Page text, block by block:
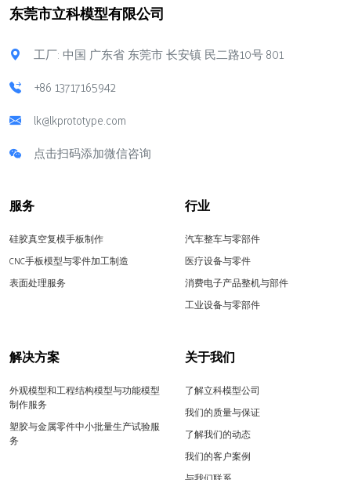
东莞市立科模型有限公司
工厂: 中国 广东省 东莞市 长安镇 民二路10号 801
+86 13717165942
lk@lkprototype.com
点击扫码添加微信咨询
服务
硅胶真空复模手板制作
CNC手板模型与零件加工制造
表面处理服务
行业
汽车整车与零部件
医疗设备与零件
消费电子产品整机与部件
工业设备与零部件
解决方案
外观模型和工程结构模型与功能模型
制作服务
塑胶与金属零件中小批量生产试验服
务
关于我们
了解立科模型公司
我们的质量与保证
了解我们的动态
我们的客户案例